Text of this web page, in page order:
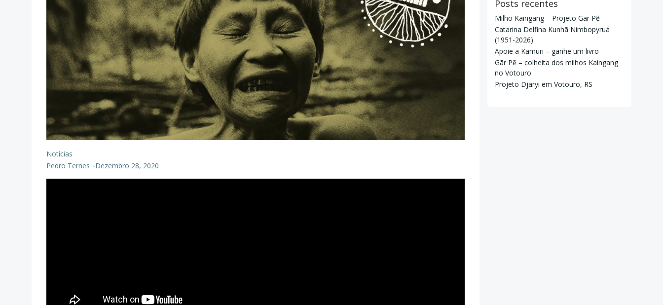
Notícias
Pedro Ternes -Dezembro 28, 2020
Posts recentes
Milho Kaingang – Projeto Gãr Pẽ
Catarina Delfina Kunhã Nimbopyruá
(1951-2026)
Apoie a Kamuri – ganhe um livro
Gãr Pẽ – colheita dos milhos Kaingang
no Votouro
Projeto Djaryi em Votouro, RS